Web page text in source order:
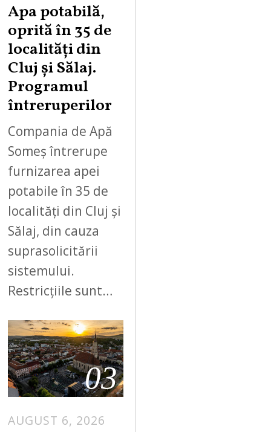
Apa potabilă,
oprită în 35 de
localități din
Cluj și Sălaj.
Programul
întreruperilor
Compania de Apă
Someș întrerupe
furnizarea apei
potabile în 35 de
localități din Cluj și
Sălaj, din cauza
suprasolicitării
sistemului.
Restricțiile sunt…
03
AUGUST 6, 2026